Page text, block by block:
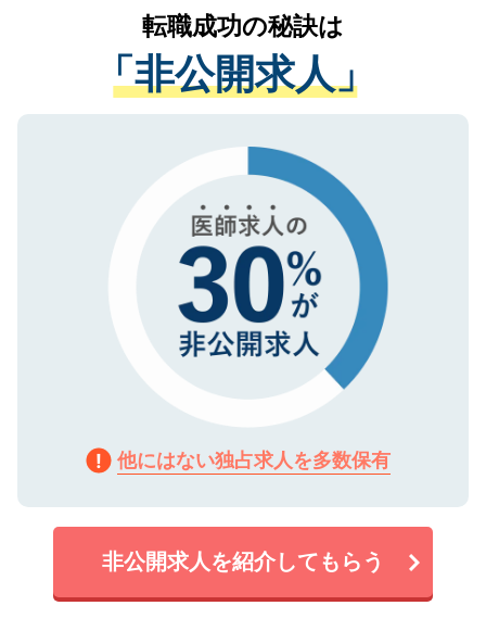
は、個人情報の取り扱いについての厳密な
管理基準を満たした事業者のみに付与され
る、プライバシーマークを取得済みです。
で、機密保持に関してもご安心ください。
かがいして、現在の医療機関の状況や紹介
経験をまじえながら、適切なアドバイスを
させていただきます。すぐにご転職をされ
ない方には、長期的なサポートが可能です
ので、まずはご登録ください。
転職成功の秘訣は
「非公開求人」
他にはない独占求人を多数保有
非公開求人を紹介してもらう